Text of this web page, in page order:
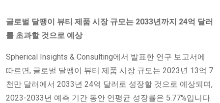
글로벌 달팽이 뷰티 제품 시장 규모는 2033년까지 24억 달러
를 초과할 것으로 예상
Spherical Insights & Consulting에서 발표한 연구 보고서에
따르면, 글로벌 달팽이 뷰티 제품 시장 규모는 2023년 13억 7
천만 달러에서 2033년 24억 달러로 성장할 것으로 예상되며,
2023-2033년 예측 기간 동안 연평균 성장률은 5.77%입니다.